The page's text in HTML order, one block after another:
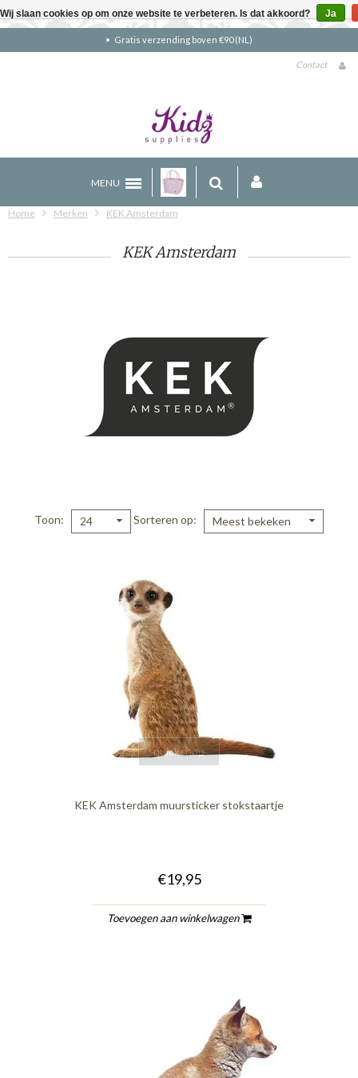
Gratis verzending boven €90 (NL)
Contact
MENU
Home Merken KEK Amsterdam
KEK Amsterdam
Toon 24 Sorteren op Meest bekeken
quickshop
KEK Amsterdam muursticker stokstaartje
€19,95
Toevoegen aan winkelwagen
Wij slaan cookies op om onze website te verbeteren. Is dat akkoord? Ja